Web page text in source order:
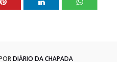
DIÁRIO DA CHAPADA